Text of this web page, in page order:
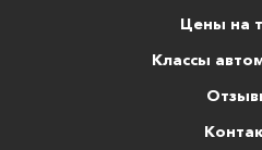
Цены на
Классы